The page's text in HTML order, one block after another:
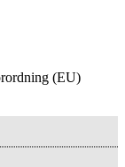
(EU)